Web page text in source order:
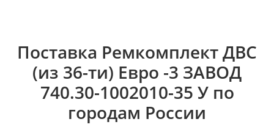
Поставка Ремкомплект ДВС
(из 36-ти) Евро -3 ЗАВОД
740.30-1002010-35 У по
городам России